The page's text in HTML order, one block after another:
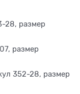
28, размер
размер
352-28, размер